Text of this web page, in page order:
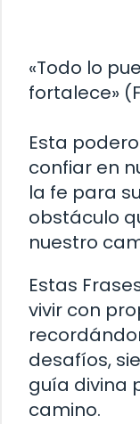
«Todo lo
fortalece»
Esta
confiar en
la fe para
obstáculo
nuestro
Estas
vivir con
desafíos,
guía divina
camino.